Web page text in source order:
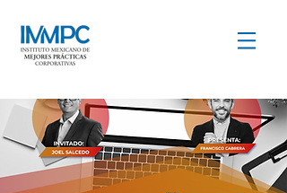
COMPARTIR PARA CRECER